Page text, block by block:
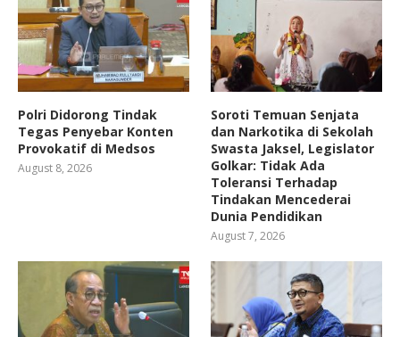
Polri Didorong Tindak
Tegas Penyebar Konten
Provokatif di Medsos
August 8, 2026
Soroti Temuan Senjata
dan Narkotika di Sekolah
Swasta Jaksel, Legislator
Golkar: Tidak Ada
Toleransi Terhadap
Tindakan Mencederai
Dunia Pendidikan
August 7, 2026